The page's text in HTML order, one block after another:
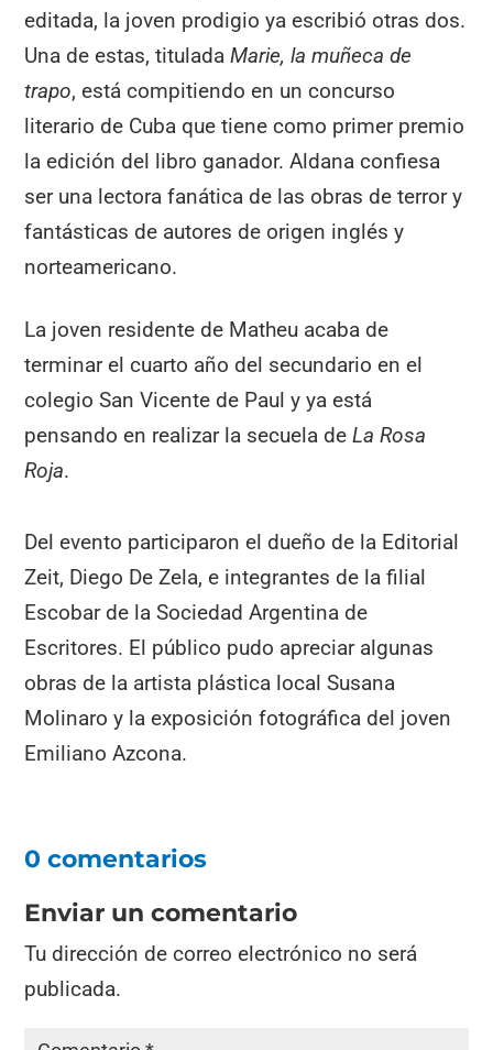
editada, la joven prodigio ya escribió otras dos.
Una de estas, tituladaMarie, la muñeca de
trapo, está compitiendo en un concurso
literario de Cuba que tiene como primer premio
la edición del libro ganador. Aldana confiesa
ser una lectora fanática de las obras de terror y
fantásticas de autores de origen inglés y
norteamericano.
La joven residente de Matheu acaba de
terminar el cuarto año del secundario en el
colegio San Vicente de Paul y ya está
pensando en realizar la secuela deLa Rosa
Roja.
Del evento participaron el dueño de la Editorial
Zeit, Diego De Zela, e integrantes de la filial
Escobar de la Sociedad Argentina de
Escritores. El público pudo apreciar algunas
obras de la artista plástica local Susana
Molinaro y la exposición fotográfica del joven
Emiliano Azcona.
0 comentarios
Enviar un comentario
Tu dirección de correo electrónico no será
publicada.